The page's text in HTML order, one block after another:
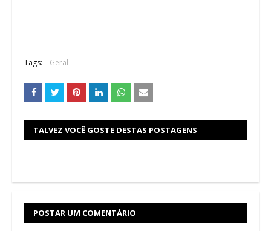
Tags: Geral
TALVEZ VOCÊ GOSTE DESTAS POSTAGENS
POSTAR UM COMENTÁRIO